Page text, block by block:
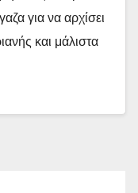
για να αρχίσει
και μάλιστα